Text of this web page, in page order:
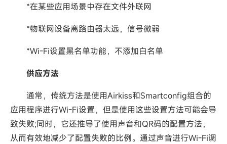
*在某些应用场景中存在文件外联网
*物联网设备离路由器太远，信号微弱
*Wi-Fi设置黑名单功能，不添加白名单
供应方法
通常，传统方法是使用Airkiss和Smartconfig组合的
应用程序进行Wi-Fi设置，但是使用这些设置方法可能会导
致失败;同时，它还推导了使用声音和QR码的配置方法，
从而有效地减少了配置失败的比例。通过声音进行Wi-Fi调